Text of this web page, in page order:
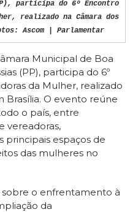
participa do 6º Encontro
realizado na Câmara dos
Ascom | Parlamentar
Municipal de Boa
(PP), participa do 6º
da Mulher, realizado
Brasília. O evento reúne
o país, entre
vereadoras,
principais espaços de
das mulheres no
o enfrentamento à
da